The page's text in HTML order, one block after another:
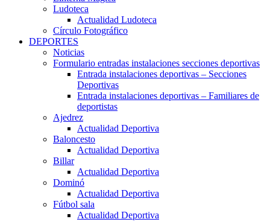
Ludoteca
Actualidad Ludoteca
Círculo Fotográfico
DEPORTES
Noticias
Formulario entradas instalaciones secciones deportivas
Entrada instalaciones deportivas – Secciones
Deportivas
Entrada instalaciones deportivas – Familiares de
deportistas
Ajedrez
Actualidad Deportiva
Baloncesto
Actualidad Deportiva
Billar
Actualidad Deportiva
Dominó
Actualidad Deportiva
Fútbol sala
Actualidad Deportiva